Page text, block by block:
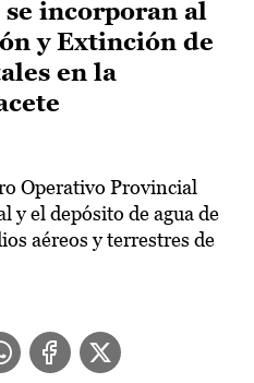
se incorporan al
y Extinción de
en la
Operativo Provincial
y el depósito de agua de
aéreos y terrestres de